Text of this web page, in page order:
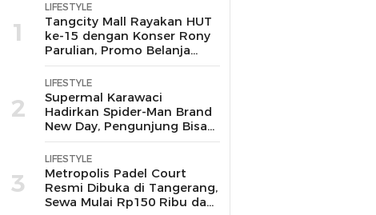
1
LIFESTYLE
Tangcity Mall Rayakan HUT
ke-15 dengan Konser Rony
Parulian, Promo Belanja
hingga Festival Komunitas
2
LIFESTYLE
Supermal Karawaci
Hadirkan Spider-Man Brand
New Day, Pengunjung Bisa
Main, Bertemu Spider-Man
Langsung
3
LIFESTYLE
Metropolis Padel Court
Resmi Dibuka di Tangerang,
Sewa Mulai Rp150 Ribu dan